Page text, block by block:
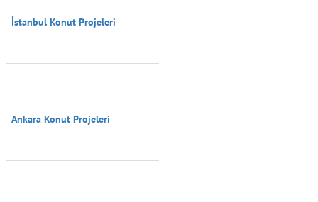
İstanbul Konut Projeleri
Ankara Konut Projeleri